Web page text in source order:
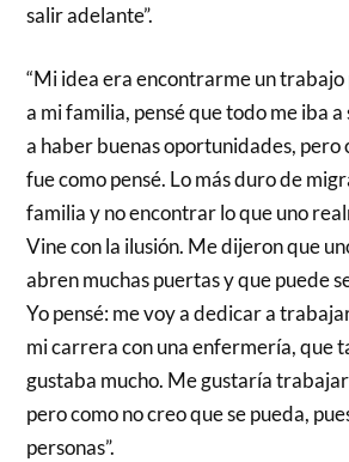
salir adelante”.
“Mi idea era encontrarme un
a mi familia, pensé que todo me iba
a haber buenas oportunidades, pero
fue como pensé. Lo más duro de
familia y no encontrar lo que uno
Vine con la ilusión. Me dijeron que
abren muchas puertas y que puede
Yo pensé: me voy a dedicar a
mi carrera con una enfermería, que
gustaba mucho. Me gustaría
pero como no creo que se pueda,
personas”.